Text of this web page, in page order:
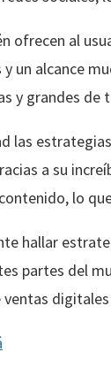
ofrecen al
un alcance
y grandes
las
a su
lo
hallar
partes del